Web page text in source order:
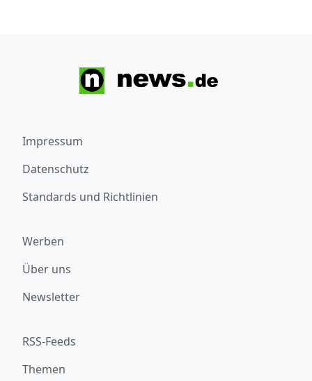
Impressum
Datenschutz
Standards und Richtlinien
Werben
Über uns
Newsletter
RSS-Feeds
Themen